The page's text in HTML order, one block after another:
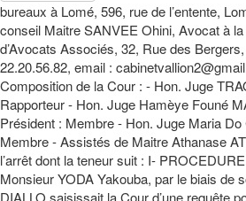
bureaux à Lomé, 596, rue de l’entente,
conseil Maitre SANVEE Ohini, Avocat à
d’Avocats Associés, 32, Rue des
22.20.56.82, email :
Composition de la Cour : - Hon. Juge
Rapporteur - Hon. Juge Hamèye Founé
Président : Membre - Hon. Juge Maria
Membre - Assistés de Maitre Athanase
l’arrêt dont la teneur suit : I-
Monsieur YODA Yakouba, par le biais de
DIALLO saisissait la Cour d’une requête